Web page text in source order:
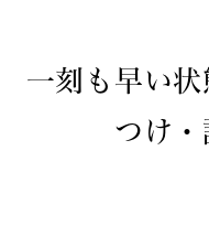
一刻も早い
つけ・